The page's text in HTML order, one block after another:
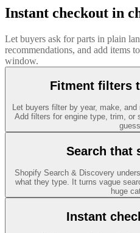
Instant checkout in
Let buyers ask for parts in plain
recommendations, and add items
window.
Fitment filters
Let buyers filter by year, make,
Add filters for engine type, trim, or
Search that
Shopify Search & Discovery
what they type. It turns vague
huge
Instant